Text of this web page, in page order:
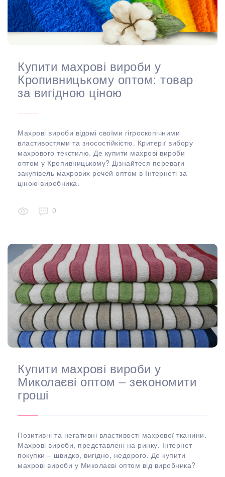
Купити махрові вироби у
Кропивницькому оптом: товар
за вигідною ціною
Махрові вироби відомі своїми гігроскопічними
властивостями та зносостійкістю. Критерії вибору
махрового текстилю. Де купити махрові вироби
оптом у Кропивницькому? Дізнайтеся переваги
закупівель махрових речей оптом в Інтернеті за
ціною виробника.
0
Купити махрові вироби у
Миколаєві оптом – зекономити
гроші
Позитивні та негативні властивості махрової тканини.
Махрові вироби, представлені на ринку. Інтернет-
покупки – швидко, вигідно, недорого. Де купити
махрові вироби у Миколаєві оптом від виробника?